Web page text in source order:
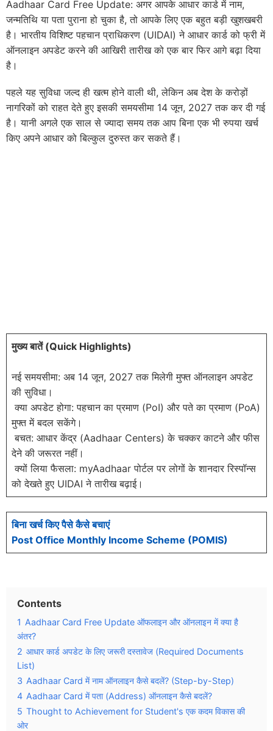
Aadhaar Card Free Update: अगर आपके आधार कार्ड में नाम,
जन्मतिथि या पता पुराना हो चुका है, तो आपके लिए एक बहुत बड़ी खुशखबरी
है। भारतीय विशिष्ट पहचान प्राधिकरण (UIDAI) ने आधार कार्ड को फ्री में
ऑनलाइन अपडेट करने की आखिरी तारीख को एक बार फिर आगे बढ़ा दिया
है।
पहले यह सुविधा जल्द ही खत्म होने वाली थी, लेकिन अब देश के करोड़ों
नागरिकों को राहत देते हुए इसकी समयसीमा 14 जून, 2027 तक कर दी गई
है। यानी अगले एक साल से ज्यादा समय तक आप बिना एक भी रुपया खर्च
किए अपने आधार को बिल्कुल दुरुस्त कर सकते हैं।
मुख्य बातें (Quick Highlights)
नई समयसीमा: अब 14 जून, 2027 तक मिलेगी मुफ्त ऑनलाइन अपडेट
की सुविधा।
क्या अपडेट होगा: पहचान का प्रमाण (PoI) और पते का प्रमाण (PoA)
मुफ्त में बदल सकेंगे।
बचत: आधार केंद्र (Aadhaar Centers) के चक्कर काटने और फीस
देने की जरूरत नहीं।
क्यों लिया फैसला: myAadhaar पोर्टल पर लोगों के शानदार रिस्पॉन्स
को देखते हुए UIDAI ने तारीख बढ़ाई।
बिना खर्च किए पैसे कैसे बचाएं
Post Office Monthly Income Scheme (POMIS)
Contents
1 Aadhaar Card Free Update ऑफलाइन और ऑनलाइन में क्या है
अंतर?
2 आधार कार्ड अपडेट के लिए जरूरी दस्तावेज (Required Documents
List)
3 Aadhaar Card में नाम ऑनलाइन कैसे बदलें? (Step-by-Step)
4 Aadhaar Card में पता (Address) ऑनलाइन कैसे बदलें?
5 Thought to Achievement for Student's एक कदम विकास की
ओर